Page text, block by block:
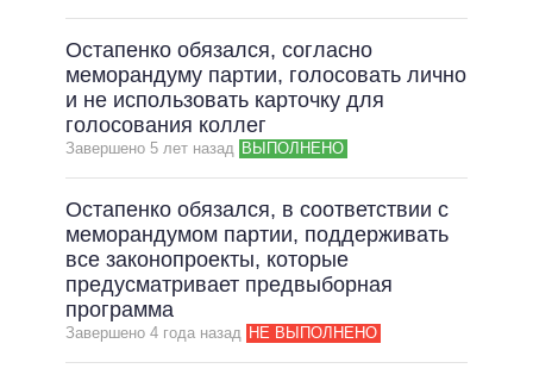
Остапенко обязался, согласно
меморандуму партии, голосовать лично
и не использовать карточку для
голосования коллег
Завершено 5 лет назад ВЫПОЛНЕНО
Остапенко обязался, в соответствии с
меморандумом партии, поддерживать
все законопроекты, которые
предусматривает предвыборная
программа
Завершено 4 года назад НЕ ВЫПОЛНЕНО